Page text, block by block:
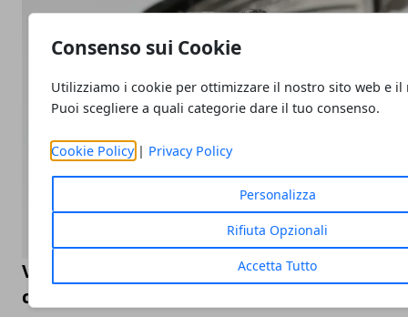
Consenso sui Cookie
Utilizziamo i cookie per ottimizzare il nostro sito web e il
Puoi scegliere a quali categorie dare il tuo consenso.
Cookie Policy| Privacy Policy
Personalizza
Rifiuta Opzionali
Accetta Tutto
Valutazione orologi Rolex online, come
compro Rolex online